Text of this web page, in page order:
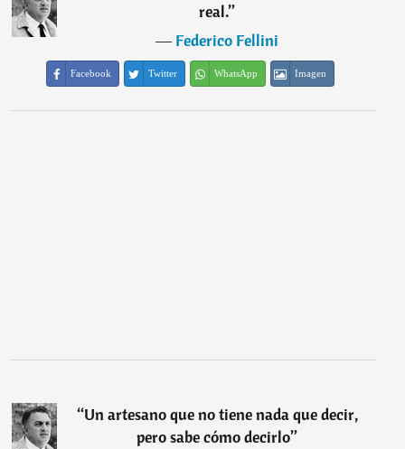
real.”
―Federico Fellini
Facebook Twitter WhatsApp Imagen
“Un artesano que no tiene nada que decir,
pero sabe cómo decirlo”